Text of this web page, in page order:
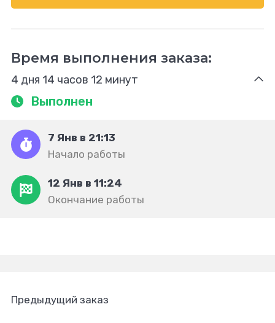
Время выполнения заказа:
4 дня 14 часов 12 минут
Выполнен
7 Янв в 21:13
Начало работы
12 Янв в 11:24
Окончание работы
Предыдущий заказ